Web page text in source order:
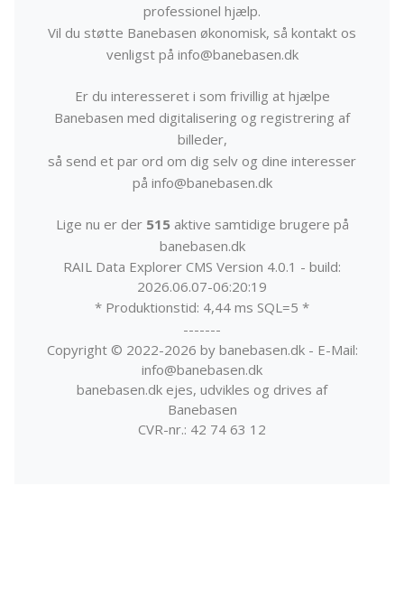
professionel hjælp.
Vil du støtte Banebasen økonomisk, så kontakt os
venligst på info@banebasen.dk
Er du interesseret i som frivillig at hjælpe
Banebasen med digitalisering og registrering af
billeder,
så send et par ord om dig selv og dine interesser
på info@banebasen.dk
Lige nu er der 515aktive samtidige brugere på
banebasen.dk
RAIL Data Explorer CMS Version 4.0.1 - build:
2026.06.07-06:20:19
* Produktionstid: 4,44 ms SQL=5 *
-------
Copyright © 2022-2026 by banebasen.dk - E-Mail:
info@banebasen.dk
banebasen.dk ejes, udvikles og drives af
Banebasen
CVR-nr.: 42 74 63 12